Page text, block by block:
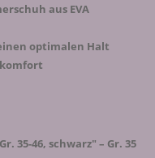
aus EVA
optimalen Halt
35-46, schwarz" – Gr. 35